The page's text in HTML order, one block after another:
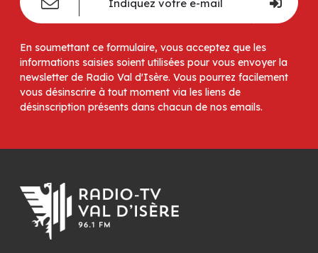
En soumettant ce formulaire, vous acceptez que les
informations saisies soient utilisées pour vous envoyer la
newsletter de Radio Val d'Isère. Vous pourrez facilement
vous désinscrire à tout moment via les liens de
désinscription présents dans chacun de nos emails.